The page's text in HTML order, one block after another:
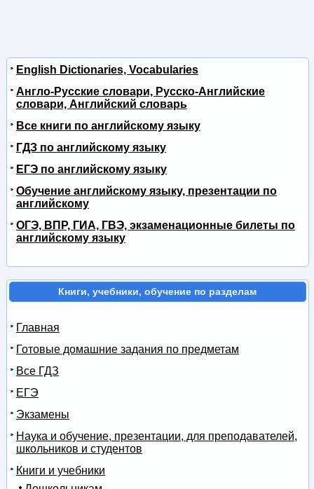
English Dictionaries, Vocabularies
Англо-Русские словари, Русско-Английские
словари, Английский словарь
Все книги по английскому языку
ГДЗ по английскому языку
ЕГЭ по английскому языку
Обучение английскому языку, презентации по
английскому
ОГЭ, ВПР, ГИА, ГВЭ, экзаменационные билеты по
английскому языку
Книги, учебники, обучение по разделам
Главная
Готовые домашние задания по предметам
Все ГДЗ
ЕГЭ
Экзамены
Наука и обучение, презентации, для преподавателей,
школьников и студентов
Книги и учебники